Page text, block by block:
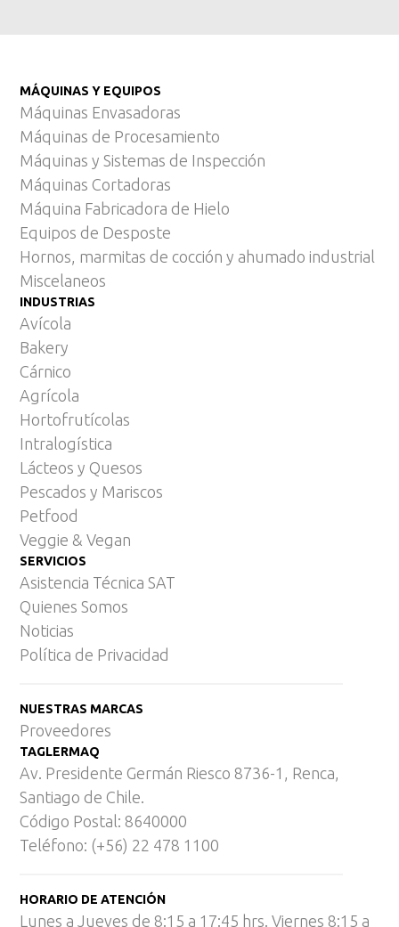
MÁQUINAS Y EQUIPOS
Máquinas Envasadoras
Máquinas de Procesamiento
Máquinas y Sistemas de Inspección
Máquinas Cortadoras
Máquina Fabricadora de Hielo
Equipos de Desposte
Hornos, marmitas de cocción y ahumado industrial
Miscelaneos
INDUSTRIAS
Avícola
Bakery
Cárnico
Agrícola
Hortofrutícolas
Intralogística
Lácteos y Quesos
Pescados y Mariscos
Petfood
Veggie & Vegan
SERVICIOS
Asistencia Técnica SAT
Quienes Somos
Noticias
Política de Privacidad
NUESTRAS MARCAS
Proveedores
TAGLERMAQ
Av. Presidente Germán Riesco 8736-1, Renca,
Santiago de Chile.
Código Postal: 8640000
Teléfono: (+56) 22 478 1100
HORARIO DE ATENCIÓN
Lunes a Jueves de 8:15 a 17:45 hrs. Viernes 8:15 a